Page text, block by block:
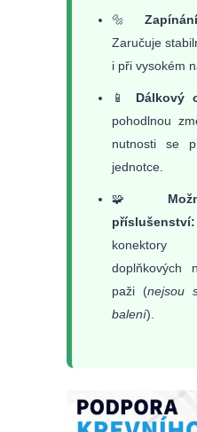
🔩
Zaručuje
i při vysokém
📱 Dálkový
pohodlnou
nutnosti se
jednotce.
🧩
příslušenství:
doplňkových
paži (nejsou
balení).